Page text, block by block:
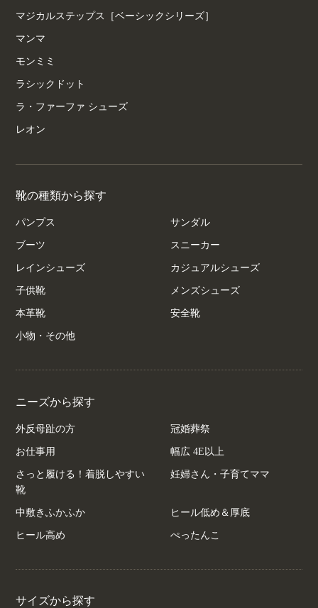
マジカルステップス［ベーシックシリーズ］
マンマ
モンミミ
ラシックドット
ラ・ファーファ シューズ
レオン
靴の種類から探す
パンプス サンダル
ブーツ スニーカー
レインシューズ カジュアルシューズ
子供靴 メンズシューズ
本革靴 安全靴
小物・その他
ニーズから探す
外反母趾の方 冠婚葬祭
お仕事用 幅広 4E以上
さっと履ける！着脱しやすい
靴
妊婦さん・子育てママ
中敷きふかふか ヒール低め＆厚底
ヒール高め ぺったんこ
サイズから探す